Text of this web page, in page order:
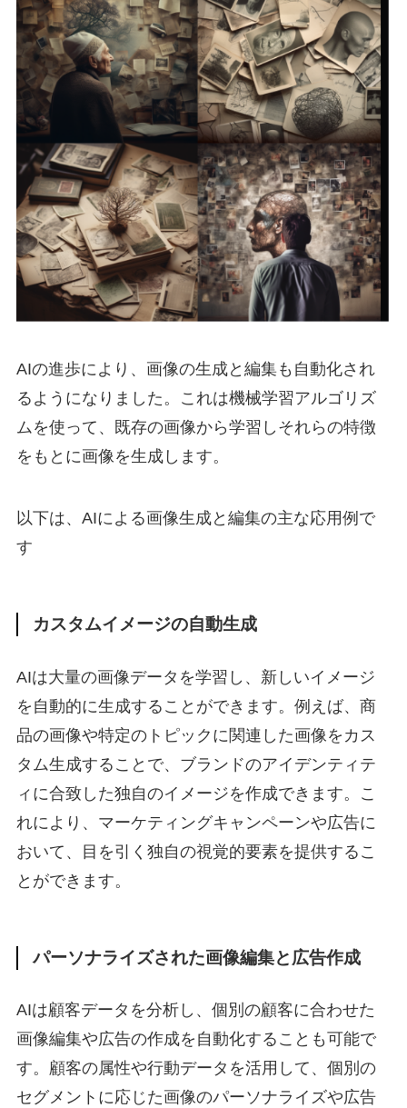
AIの進歩により、画像の生成と編集も自動化され
るようになりました。これは機械学習アルゴリズ
ムを使って、既存の画像から学習しそれらの特徴
をもとに画像を生成します。
以下は、AIによる画像生成と編集の主な応用例で
す
カスタムイメージの自動生成
AIは大量の画像データを学習し、新しいイメージ
を自動的に生成することができます。例えば、商
品の画像や特定のトピックに関連した画像をカス
タム生成することで、ブランドのアイデンティテ
ィに合致した独自のイメージを作成できます。こ
れにより、マーケティングキャンペーンや広告に
おいて、目を引く独自の視覚的要素を提供するこ
とができます。
パーソナライズされた画像編集と広告作成
AIは顧客データを分析し、個別の顧客に合わせた
画像編集や広告の作成を自動化することも可能で
す。顧客の属性や行動データを活用して、個別の
セグメントに応じた画像のパーソナライズや広告